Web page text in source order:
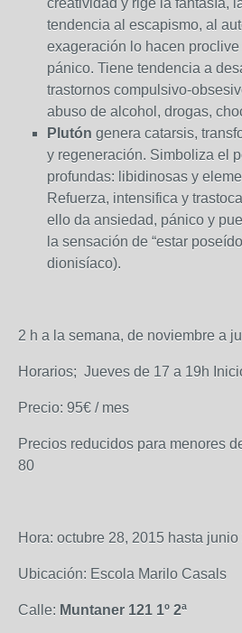
creatividad y rige la fantasía,
tendencia al escapismo, al
exageración lo hacen proclive
pánico. Tiene tendencia a
trastornos compulsivo-
abuso de alcohol, drogas,
Plutón genera catarsis,
y regeneración. Simboliza el
profundas: libidinosas y
Refuerza, intensifica y
ello da ansiedad, pánico y
la sensación de “estar
dionisíaco).
2 h a la semana, de noviembre a
Horarios; Jueves de 17 a 19h
Precio: 95€ / mes
Precios reducidos para menores
80
Hora: octubre 28, 2015 hasta
Ubicación: Escola Marilo Casals
Calle: Muntaner 121 1º 2ª